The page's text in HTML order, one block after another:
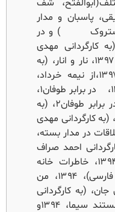
نقش مختلف(ابوالفتح، شف
پاسبان و مدار
آستروک ) و در
کارگردانی مهدی
نقویان)، ۱۳۹۶، روایت رهبری، ۱۳۹۷، نار و انار، (به
کارگردانی حیدر بنی حمزه)، ۱۳۹۷،از نیمه خرداد،
تولید شبکه مستند سیما، ۱۳۹۷، در برابر طوفان۱،
(به کارگردانی مهدی نقویان)، در برابر طوفان۲، (به
کارگردانی مهدی
کشاورز)، ۱۳۹۷، ملاقات در مدار بسته،
احمد صراف
یزدی)، ۱۳۹۳، زهر شیرین، ۱۳۹۴، خاطرات خانه
متروک، (به کارگردانی مهدی فارسی)، ۱۳۹۴، من
۱۳۹۵، نقش جان، (به کارگردانی
رضا رشیدیان)، تولید شبکه مستند سیما، ۱۳۹۴و